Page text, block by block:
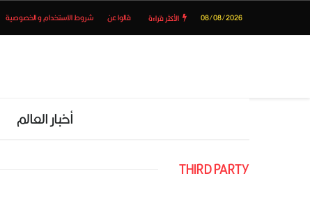
08/08/2026 الأكثر قراءة قالوا عن شروط الاستخدام و الخصوصية
أخبار العالم
THIRD PARTY